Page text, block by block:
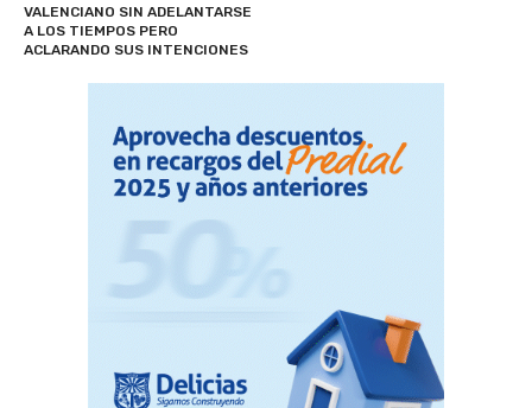
VALENCIANO SIN ADELANTARSE
A LOS TIEMPOS PERO
ACLARANDO SUS INTENCIONES